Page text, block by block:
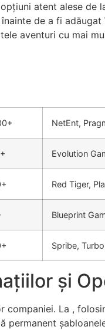
atent alese
de a fi
aventuri cu mai
NetEnt,
Evolution
Red Tiger,
Blueprint
Spribe,
și
companiei. La ,
permanent